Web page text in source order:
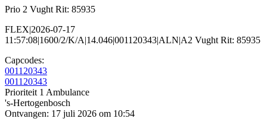
Prio 2 Vught Rit: 85935
FLEX|2026-07-17
11:57:08|1600/2/K/A|14.046|001120343|ALN|A2 Vught Rit: 85935
Capcodes:
001120343
001120343
Prioriteit 1 Ambulance
's-Hertogenbosch
Ontvangen: 17 juli 2026 om 10:54